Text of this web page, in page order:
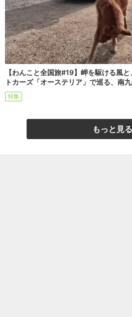
【わんこと全国旅#19】岬を駆ける風
トカーズ「オーステリア」で巡る、南
特集
もっと見る